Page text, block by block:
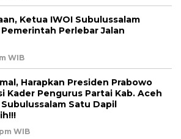
Ketua IWOI Subulussalam
Pemerintah Perlebar Jalan
WIB
Harapkan Presiden Prabowo
Kader Pengurus Partai Kab. Aceh
Satu Dapil
WIB